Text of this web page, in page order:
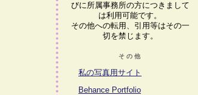
びに所属事務所の方につきまして
は利用可能です。
その他への転用、引用等はその一
切を禁じます。
その他
私の写真用サイト
Behance Portfolio